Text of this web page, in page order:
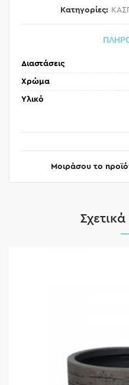
Κατηγορίες:
Διαστάσεις
Χρώμα
Υλικό
Μοιράσου το